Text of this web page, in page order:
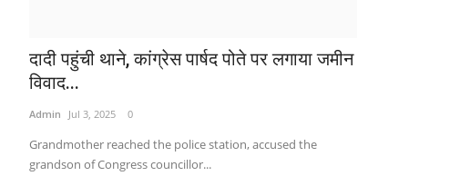
दादी पहुंची थाने, कांग्रेस पार्षद पोते पर लगाया जमीन
विवाद...
Admin Jul 3, 2025 0
Grandmother reached the police station, accused the
grandson of Congress councillor...